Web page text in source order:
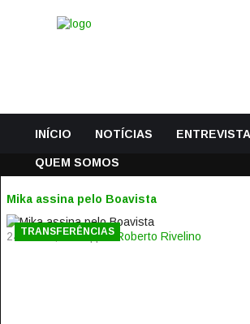
INÍCIO NOTÍCIAS
QUEM SOMOS
Mika assina pelo Boavista
24 Junho, 2014 | por Roberto Rivelino
TRANSFERÊNCIAS